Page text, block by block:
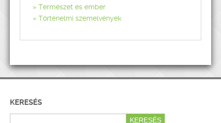
Természet és ember
Történelmi szemelvények
KERESÉS